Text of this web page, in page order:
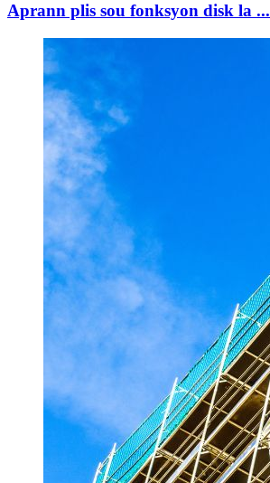
Aprann plis sou fonksyon disk la ...